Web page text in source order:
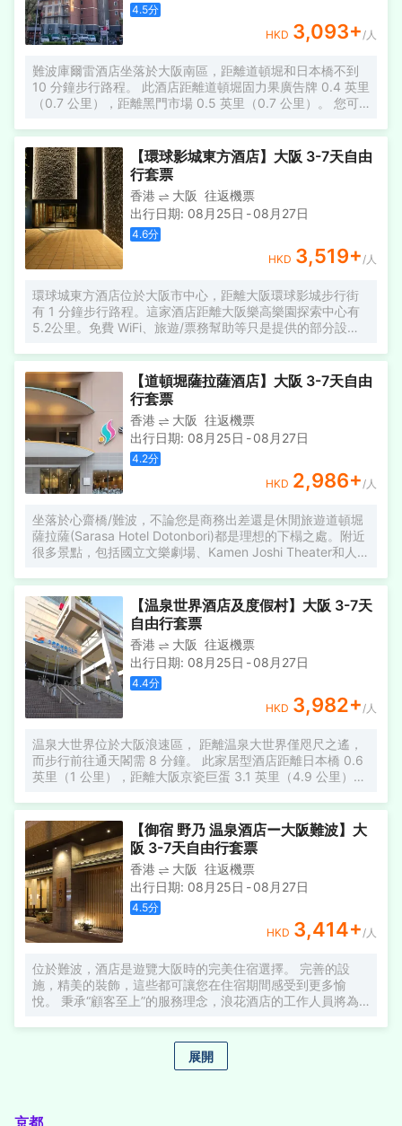
4.5分
HKD 3,093+ /人
難波庫爾雷酒店坐落於大阪南區，距離道頓堀和日本橋不到
10 分鐘步行路程。 此酒店距離道頓堀固力果廣告牌 0.4 英里
（0.7 公里），距離黑門市場 0.5 英里（0.7 公里）。 您可
難波庫爾雷酒店，您可以去餐廳享用美餐。每天 7:00 至
9:30 提供收費的自助式早餐。 特色服務/設施包括大堂免費
報紙、乾洗/洗衣服務和24 小時前台服務。 有 231 間空調客
房提供平板電視；您定能在旅途中找到家的舒適。提供免費
有線和無線上網。配備淋浴/盆浴組合的私人浴室提供免費洗
浴用品和吹風機。便利設施包括電話，以及書桌和電熱水
壺。
【環球影城東方酒店】大阪 3-7天自由
行套票
香港 大阪 往返機票
出行日期: 08月25日 -08月27日
4.6分
HKD 3,519+ /人
環球城東方酒店位於大阪市中心，距離大阪環球影城步行街
有 1 分鐘步行路程。這家酒店距離大阪樂高樂園探索中心有
5.2公里。免費 WiFi、旅遊/票務幫助等只是提供的部分設
續從早到夜間停車場可能滿位，包括附近的環球影城步道的
停車場。 來館時，我們強烈推薦使用公共交通工具。
【道頓堀薩拉薩酒店】大阪 3-7天自由
行套票
香港 大阪 往返機票
出行日期: 08月25日 -08月27日
4.2分
HKD 2,986+ /人
坐落於心齋橋/難波，不論您是商務出差還是休閒旅遊道頓堀
薩拉薩(Sarasa Hotel Dotonbori)都是理想的下榻之處。附近
很多景點，包括國立文樂劇場、Kamen Joshi Theater和人妖
在這裏舒緩身心壓力。24小時開放的前台服務可為您隨時提
供信息，以幫助您探索這個魅力之都。【温泉世界酒店及度假村】大阪 3-7天
自由行套票
香港 大阪 往返機票
出行日期: 08月25日 -08月27日
4.4分
HKD 3,982+ /人
温泉大世界位於大阪浪速區， 距離温泉大世界僅咫尺之遙，
而步行前往通天閣需 8 分鐘。 此家居型酒店距離日本橋 0.6
英里（1 公里），距離大阪京瓷巨蛋 3.1 英里（4.9 公里）。
護理。一定要去體驗温泉、水上樂園和室內游泳池等度假設
施。此酒店的其他設施包括免費 WiFi、禮品店/報攤和美髮沙
龍。 酒店設有 8 間餐廳，您不妨去フードパーク享用美味的
日本菜。 特色服務/設施包括洗衣設施、公用微波爐和自動售
貨機。酒店提供收費自助停車。 酒店有 125 間客房，提供平
板電視。提供免費無線網絡，方便您與朋友保持聯繫。浴室
提供坐浴桶和牙刷和牙膏。
【御宿 野乃 温泉酒店ー大阪難波】大
阪 3-7天自由行套票
香港 大阪 往返機票
出行日期: 08月25日 -08月27日
4.5分
HKD 3,414+ /人
位於難波，酒店是遊覽大阪時的完美住宿選擇。 完善的設
施，精美的裝飾，這些都可讓您在住宿期間感受到更多愉
悅。 秉承“顧客至上”的服務理念，浪花酒店的工作人員將為
讓您在酒店享受愜意與舒適。 酒店內設多種娛樂設施。 不論
您是帶着何種目的前往大阪，酒店都可讓您感受到家的温馨
展開
京都